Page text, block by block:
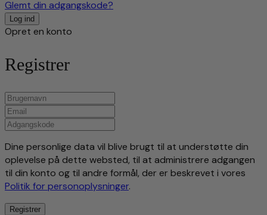
Glemt din adgangskode?
Opret en konto
Registrer
Dine personlige data vil blive brugt til at understøtte din
oplevelse på dette websted, til at administrere adgangen
til din konto og til andre formål, der er beskrevet i vores
Politik for personoplysninger.